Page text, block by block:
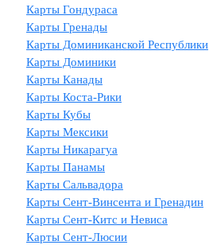
Карты Гондураса
Карты Гренады
Карты Доминиканской Республики
Карты Доминики
Карты Канады
Карты Коста-Рики
Карты Кубы
Карты Мексики
Карты Никарагуа
Карты Панамы
Карты Сальвадора
Карты Сент-Винсента и Гренадин
Карты Сент-Китс и Невиса
Карты Сент-Люсии